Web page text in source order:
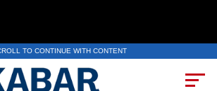
TO CONTINUE WITH CONTENT